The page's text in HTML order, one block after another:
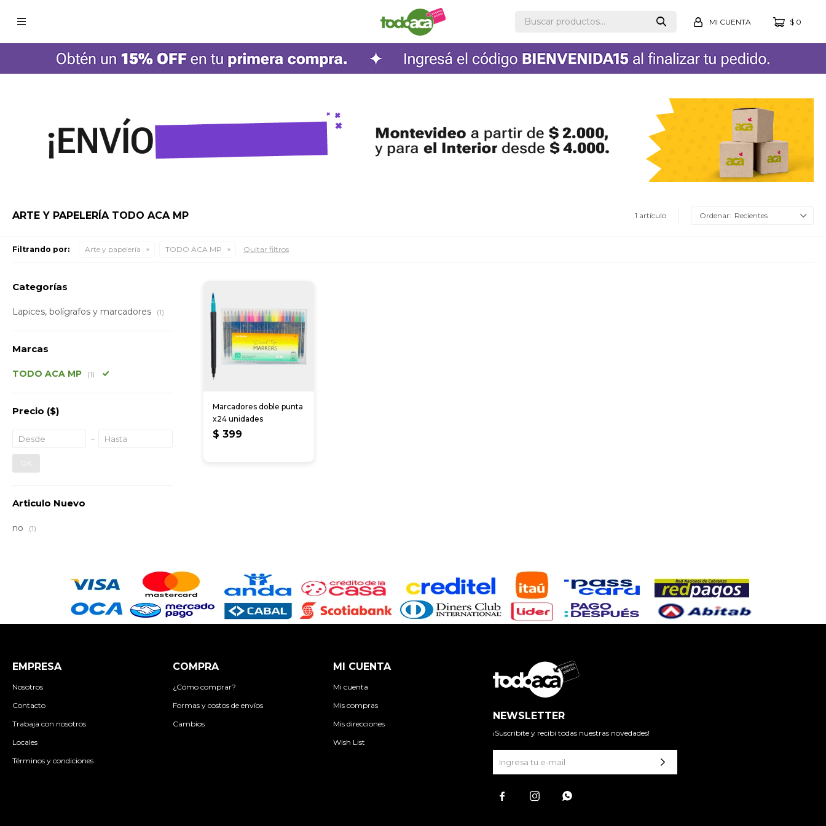
$ 0

ARTE Y PAPELERÍA TODO ACA MP 1 artículo Recientes
Filtrando por: Arte y papelería TODO ACA MP Quitar filtros
Marcadores doble punta
x24 unidades
$ 399
Categorías
Lapices, bolígrafos y marcadores (1)
Marcas
TODO ACA MP (1)
Precio ($)
OK
Articulo Nuevo
no (1)
EMPRESA
Nosotros
Contacto
Trabaja con nosotros
Locales
Términos y condiciones
COMPRA
¿Cómo comprar?
Formas y costos de envíos
Cambios
MI CUENTA
Mi cuenta
Mis compras
Mis direcciones
Wish List
NEWSLETTER
¡Suscribite y recibí todas nuestras novedades!
  